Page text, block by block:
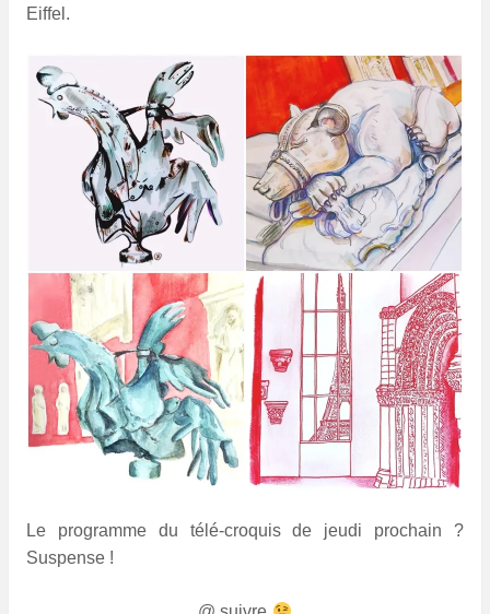
Eiffel.
Le programme du télé-croquis de jeudi prochain ?
Suspense !